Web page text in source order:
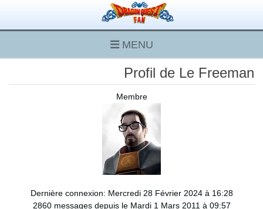
MENU
Profil de Le Freeman
Membre
Dernière connexion: Mercredi 28 Février 2024 à 16:28
2860 messages depuis le Mardi 1 Mars 2011 à 09:57